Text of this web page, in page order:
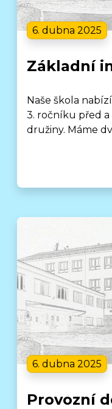
6. dubna 2025
Základní
Naše škola
3. ročníku před
družiny. Máme
6. dubna 2025
Provozní